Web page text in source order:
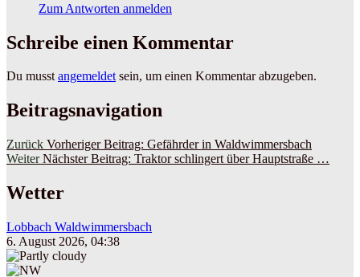
Zum Antworten anmelden
Schreibe einen Kommentar
Du musstangemeldetsein, um einen Kommentar abzugeben.
Beitragsnavigation
Zurück Vorheriger Beitrag: Gefährder in Waldwimmersbach
Weiter Nächster Beitrag: Traktor schlingert über Hauptstraße …
Wetter
Lobbach Waldwimmersbach
6. August 2026, 04:38